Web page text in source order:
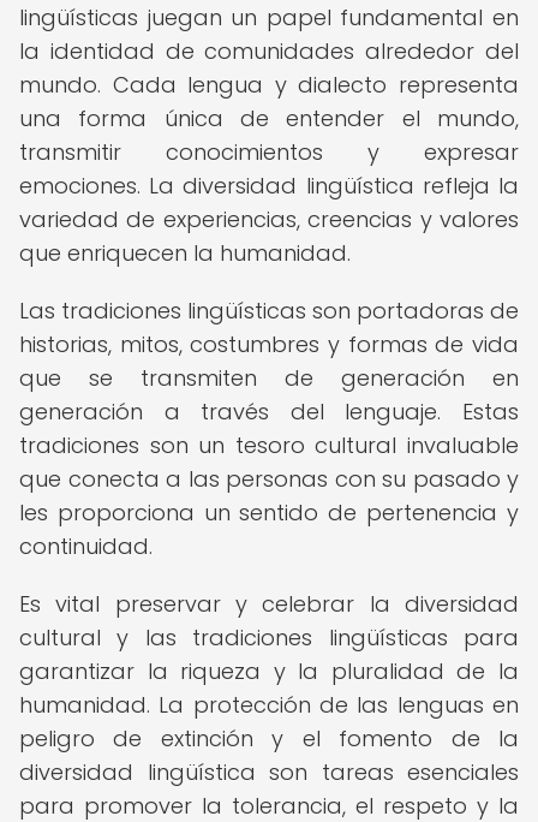
lingüísticas juegan un papel fundamental en
la identidad de comunidades alrededor del
mundo. Cada lengua y dialecto representa
una forma única de entender el mundo,
transmitir conocimientos y expresar
emociones. La diversidad lingüística refleja la
variedad de experiencias, creencias y valores
que enriquecen la humanidad.
Las tradiciones lingüísticas son portadoras de
historias, mitos, costumbres y formas de vida
que se transmiten de generación en
generación a través del lenguaje. Estas
tradiciones son un tesoro cultural invaluable
que conecta a las personas con su pasado y
les proporciona un sentido de pertenencia y
continuidad.
Es vital preservar y celebrar la diversidad
cultural y las tradiciones lingüísticas para
garantizar la riqueza y la pluralidad de la
humanidad. La protección de las lenguas en
peligro de extinción y el fomento de la
diversidad lingüística son tareas esenciales
para promover la tolerancia, el respeto y la